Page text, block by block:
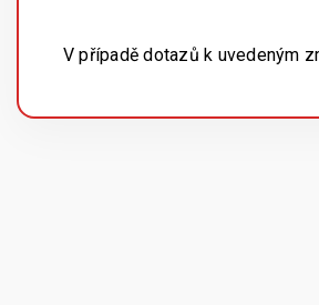
V případě dotazů k uvedeným